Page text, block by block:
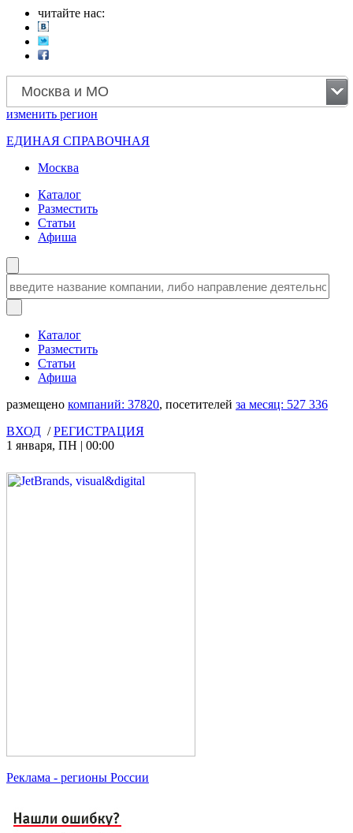
читайте нас:
Москва и МО
изменить регион
ЕДИНАЯ СПРАВОЧНАЯ
Москва
Каталог
Разместить
Статьи
Афиша
Каталог
Разместить
Статьи
Афиша
размещено компаний: 37820, посетителей за месяц: 527 336
ВХОД /РЕГИСТРАЦИЯ
1 января, ПН | 00:00
Реклама - регионы России